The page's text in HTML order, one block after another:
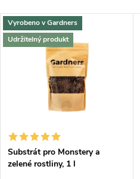
Vyrobeno v Gardners
Udržitelný produkt
Substrát pro Monstery a
zelené rostliny, 1 l